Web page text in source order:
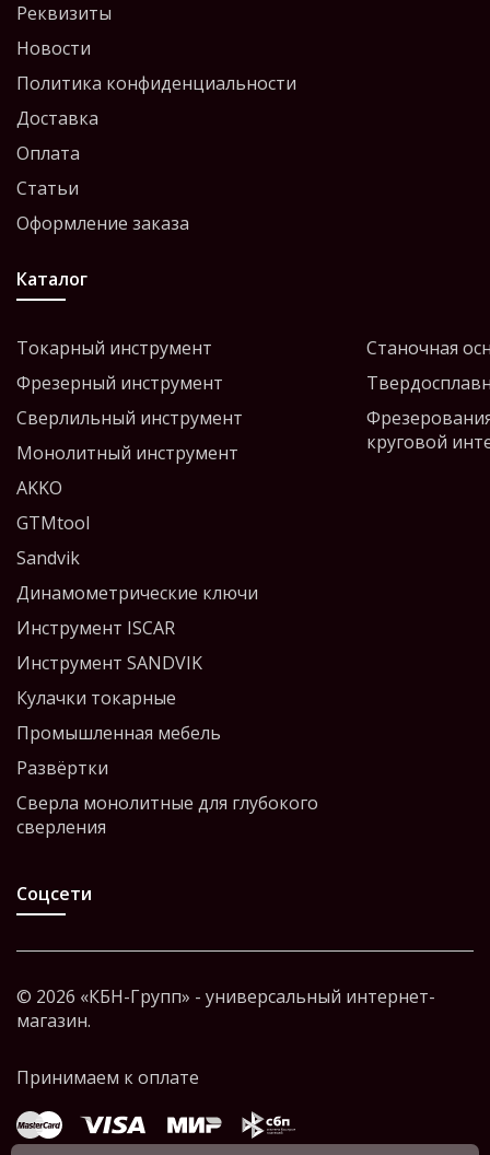
Реквизиты
Новости
Политика конфиденциальности
Доставка
Оплата
Статьи
Оформление заказа
Каталог
Токарный инструмент
Фрезерный инструмент
Сверлильный инструмент
Монолитный инструмент
AKKO
GTMtool
Sandvik
Динамометрические ключи
Инструмент ISCAR
Инструмент SANDVIK
Кулачки токарные
Промышленная мебель
Развёртки
Сверла монолитные для глубокого
сверления
Станочная
круговой
Соцсети
© 2026 «КБН-Групп» - универсальный интернет-
магазин.